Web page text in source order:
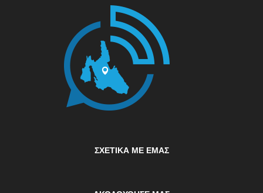
ΣΧΕΤΙΚΆ ΜΕ ΕΜΆΣ